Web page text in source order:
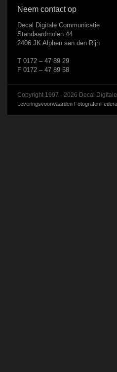
Neem contact op
Decal Digitale Communicatie
Standaardmolen 44
2406 JK Alphen aan den Rijn
T 0172 – 47 89 29
F 0172 – 47 89 58
Copyright 1997 - 2026 Decal
Leveringsvoorwaarden